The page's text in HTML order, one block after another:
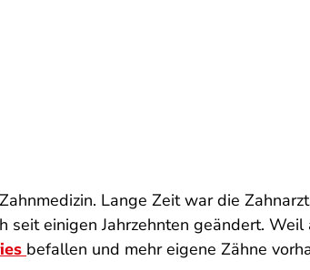
Lange Zeit war die
einigen Jahrzehnten geändert. Weil
befallen und mehr eigene Zähne